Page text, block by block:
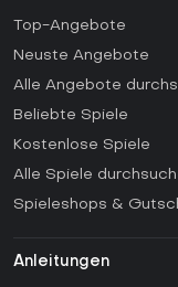
Top-Angebote
Neuste Angebote
Alle Angebote
Beliebte Spiele
Kostenlose Spiele
Alle Spiele
Spieleshops &
Anleitungen